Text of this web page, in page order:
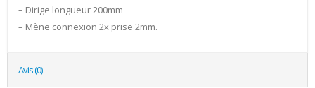
– Dirige longueur 200mm
– Mène connexion 2x prise 2mm.
Avis (0)